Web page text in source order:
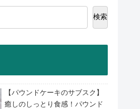
検索
【パウンドケーキのサブスク】
癒しのしっとり食感！パウンド